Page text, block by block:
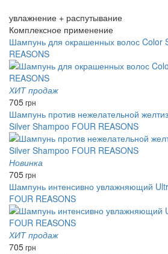
увлажнение + распутывание
Комплексное применение
Шампунь для окрашенных волос Color
REASONS
ХИТ продаж
705грн
Шампунь против нежелательной
Silver Shampoo FOUR REASONS
Новинка
705грн
Шампунь интенсивно увлажняющий
FOUR REASONS
ХИТ продаж
705грн